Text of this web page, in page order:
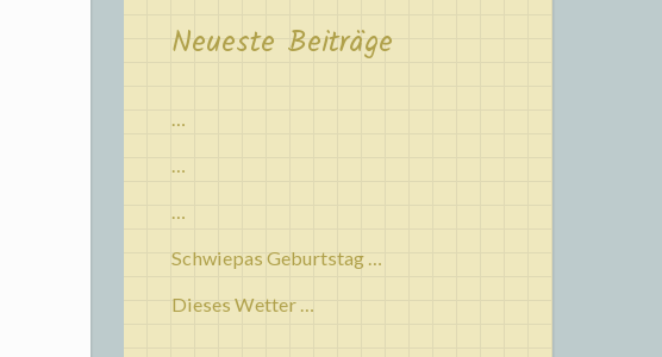
Neueste Beiträge
…
…
…
Schwiepas Geburtstag …
Dieses Wetter …